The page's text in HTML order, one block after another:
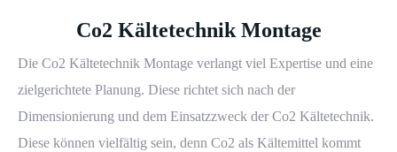
Co2 Kältetechnik Montage
Die Co2 Kältetechnik Montage verlangt viel Expertise und eine
zielgerichtete Planung. Diese richtet sich nach der
Dimensionierung und dem Einsatzzweck der Co2 Kältetechnik.
Diese können vielfältig sein, denn Co2 als Kältemittel kommt